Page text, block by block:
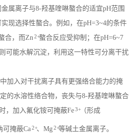
属离子与8-羟基喹啉螯合的适宜pH范围
实现选择性螯合。例如，在pH=3~4的条件
合，而Zn 2+螯合反应受抑制；在pH=6~7
可能水解沉淀，利用这一特性可分离干扰
加入对干扰离子具有更强络合能力的掩
的水溶性络合物，丧失与8-羟基喹啉螯合
，加入氟化铵可掩蔽Fe3+（形成
可掩蔽Ca2+、 Mg2+等碱土金属离子。